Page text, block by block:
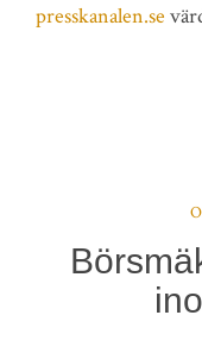
presskanalen.se